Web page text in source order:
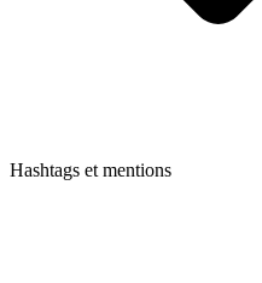
Hashtags et mentions